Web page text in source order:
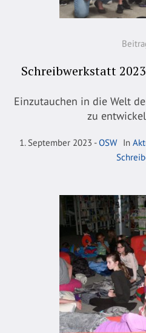
Schreibwerkstatt
Einzutauchen in die Welt
zu
1. September 2023 OSW In